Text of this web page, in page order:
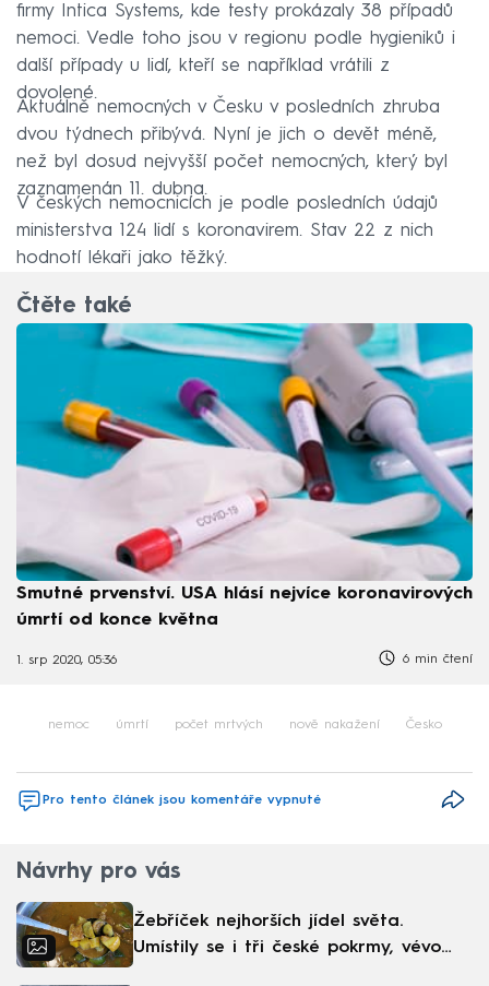
firmy Intica Systems, kde testy prokázaly 38 případů
nemoci. Vedle toho jsou v regionu podle hygieniků i
další případy u lidí, kteří se například vrátili z
dovolené.
Aktuálně nemocných v Česku v posledních zhruba
dvou týdnech přibývá. Nyní je jich o devět méně,
než byl dosud nejvyšší počet nemocných, který byl
zaznamenán 11. dubna.
V českých nemocnicích je podle posledních údajů
ministerstva 124 lidí s koronavirem. Stav 22 z nich
hodnotí lékaři jako těžký.
Čtěte také
Smutné prvenství. USA hlásí nejvíce koronavirových
úmrtí od konce května
1. srp 2020, 05:36 6 min čtení
nemoc úmrtí počet mrtvých nově nakažení Česko
Pro tento článek jsou komentáře vypnuté
Návrhy pro vás
Žebříček nejhorších jídel světa.
Umístily se i tři české pokrmy, vévodí